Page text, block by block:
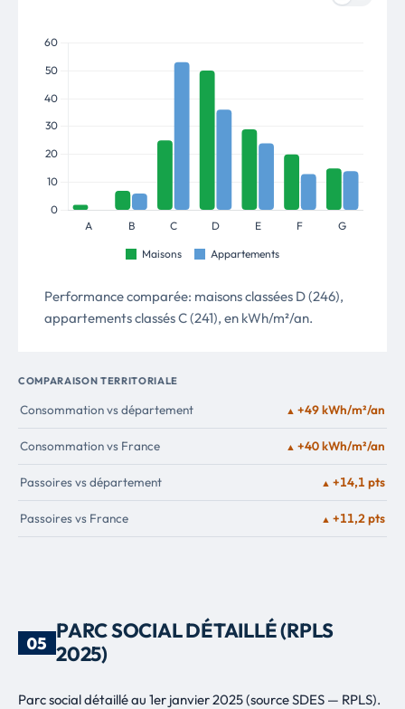
Performance comparée: maisons classées D (246),
appartements classés C (241), en kWh/m²/an.
COMPARAISON TERRITORIALE
Consommation vs département ▲ +49 kWh/m²/an
Consommation vs France ▲ +40 kWh/m²/an
Passoires vs département ▲ +14,1 pts
Passoires vs France ▲ +11,2 pts
05
PARC SOCIAL DÉTAILLÉ (RPLS
2025)
Parc social détaillé au 1er janvier 2025 (source SDES — RPLS).